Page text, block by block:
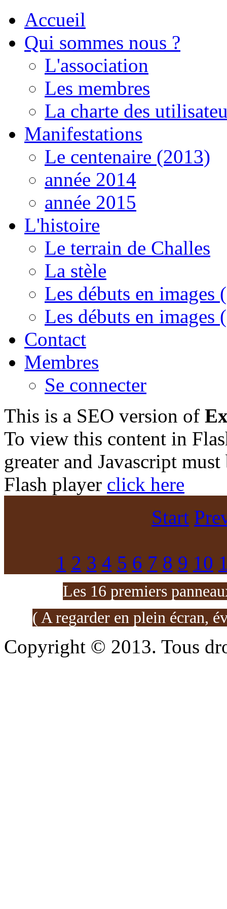
Accueil
Qui sommes nous ?
L'association
Les membres
La charte des
Manifestations
Le centenaire (2013)
année 2014
année 2015
L'histoire
Le terrain de Challes
La stèle
Les débuts en images
Les débuts en images
Contact
Membres
Se connecter
This is a SEO version of
To view this content in
greater and Javascript
Flash player click here
Start
1 2 3 4 5 6 7 8 9 10
Les 16 premiers
( A regarder en plein écran,
Copyright © 2013. Tous